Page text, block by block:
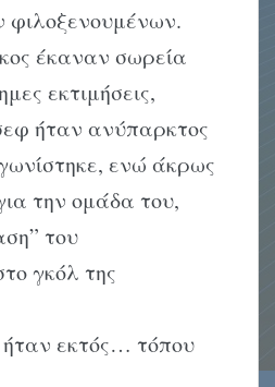
φιλοξενουμένων.
έκαναν σωρεία
εκτιμήσεις,
ήταν ανύπαρκτος
ενώ άκρως
την ομάδα του,
του
γκόλ της
εκτός… τόπου